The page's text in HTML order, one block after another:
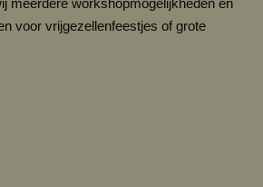
voor vrijgezellenfeestjes of grote